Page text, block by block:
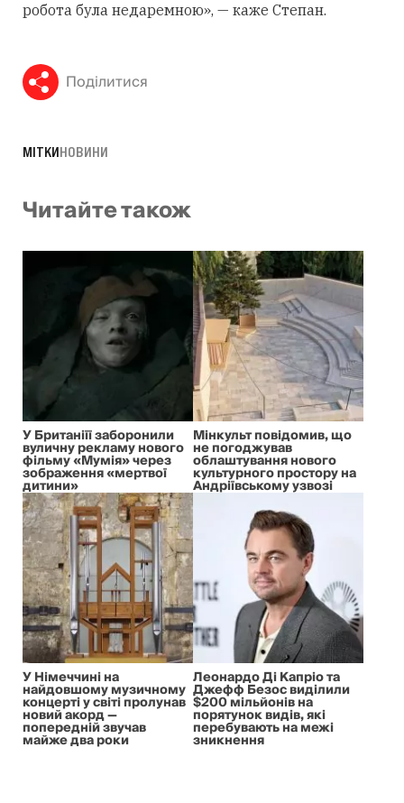
робота була недаремною», — каже Степан.
Поділитися
МІТКИНОВИНИ
Читайте також
У Британіїї заборонили
вуличну рекламу нового
фільму «Мумія» через
зображення «мертвої
дитини»
Мінкульт повідомив, що
не погоджував
облаштування нового
культурного простору на
Андріївському узвозі
У Німеччині на
найдовшому музичному
концерті у світі пролунав
новий акорд —
попередній звучав
майже два роки
Леонардо Ді Капріо та
Джефф Безос виділили
$200 мільйонів на
порятунок видів, які
перебувають на межі
зникнення